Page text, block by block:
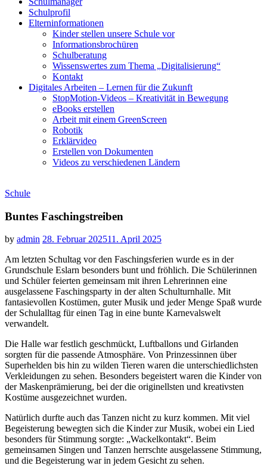
Schulprofil
Elterninformationen
Kinder stellen unsere Schule vor
Informationsbrochüren
Schulberatung
Wissenswertes zum Thema „Digitalisierung“
Kontakt
Digitales Arbeiten – Lernen für die Zukunft
StopMotion-Videos – Kreativität in Bewegung
eBooks erstellen
Arbeit mit einem GreenScreen
Robotik
Erklärvideo
Erstellen von Dokumenten
Videos zu verschiedenen Ländern
Schule
Buntes Faschingstreiben
by admin 28. Februar 202511. April 2025
Am letzten Schultag vor den Faschingsferien wurde es in der
Grundschule Eslarn besonders bunt und fröhlich. Die Schülerinnen
und Schüler feierten gemeinsam mit ihren Lehrerinnen eine
ausgelassene Faschingsparty in der alten Schulturnhalle. Mit
fantasievollen Kostümen, guter Musik und jeder Menge Spaß wurde
der Schulalltag für einen Tag in eine bunte Karnevalswelt
verwandelt.
Die Halle war festlich geschmückt, Luftballons und Girlanden
sorgten für die passende Atmosphäre. Von Prinzessinnen über
Superhelden bis hin zu wilden Tieren waren die unterschiedlichsten
Verkleidungen zu sehen. Besonders begeistert waren die Kinder von
der Maskenprämierung, bei der die originellsten und kreativsten
Kostüme ausgezeichnet wurden.
Natürlich durfte auch das Tanzen nicht zu kurz kommen. Mit viel
Begeisterung bewegten sich die Kinder zur Musik, wobei ein Lied
besonders für Stimmung sorgte: „Wackelkontakt“. Beim
gemeinsamen Singen und Tanzen herrschte ausgelassene Stimmung,
und die Begeisterung war in jedem Gesicht zu sehen.